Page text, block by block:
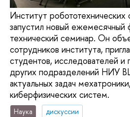
Институт
запустил новый
технический семинар. Он
сотрудников института,
студентов, исследователей и
других подразделений НИУ
актуальных задач
киберфизических систем.
Наука
дискуссии